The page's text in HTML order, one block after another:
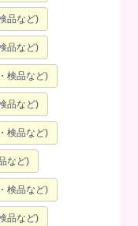
品など)
品など)
検品など)
品など)
検品など)
など)
検品など)
品など)